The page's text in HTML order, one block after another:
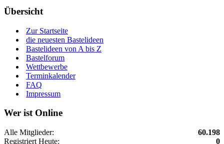
Übersicht
Zur Startseite
die neuesten Bastelideen
Bastelideen von A bis Z
Bastelforum
Wettbewerbe
Terminkalender
FAQ
Impressum
Wer ist Online
Alle Mitglieder:
60.198
Registriert Heute:
0